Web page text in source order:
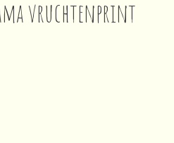
vruchtenprint